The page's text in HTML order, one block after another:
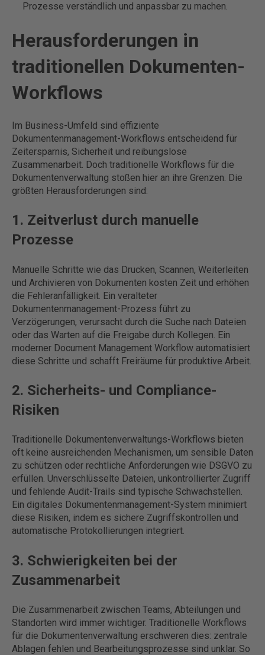
Prozesse verständlich und anpassbar zu machen.
Herausforderungen in
traditionellen Dokumenten-
Workflows
Im Business-Umfeld sind effiziente
Dokumentenmanagement-Workflows entscheidend für
Zeitersparnis, Sicherheit und reibungslose
Zusammenarbeit. Doch traditionelle Workflows für die
Dokumentenverwaltung stoßen hier an ihre Grenzen. Die
größten Herausforderungen sind:
1. Zeitverlust durch manuelle
Prozesse
Manuelle Schritte wie das Drucken, Scannen, Weiterleiten
und Archivieren von Dokumenten kosten Zeit und erhöhen
die Fehleranfälligkeit. Ein veralteter
Dokumentenmanagement-Prozess führt zu
Verzögerungen, verursacht durch die Suche nach Dateien
oder das Warten auf die Freigabe durch Kollegen. Ein
moderner Document Management Workflow automatisiert
diese Schritte und schafft Freiräume für produktive Arbeit.
2. Sicherheits- und Compliance-
Risiken
Traditionelle Dokumentenverwaltungs-Workflows bieten
oft keine ausreichenden Mechanismen, um sensible Daten
zu schützen oder rechtliche Anforderungen wie DSGVO zu
erfüllen. Unverschlüsselte Dateien, unkontrollierter Zugriff
und fehlende Audit-Trails sind typische Schwachstellen.
Ein digitales Dokumentenmanagement-System minimiert
diese Risiken, indem es sichere Zugriffskontrollen und
automatische Protokollierungen integriert.
3. Schwierigkeiten bei der
Zusammenarbeit
Die Zusammenarbeit zwischen Teams, Abteilungen und
Standorten wird immer wichtiger. Traditionelle Workflows
für die Dokumentenverwaltung erschweren dies: zentrale
Ablagen fehlen und Bearbeitungsprozesse sind unklar. So